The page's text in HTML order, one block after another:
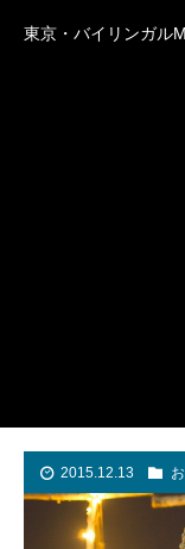
東京・バイリンガル
2015.12.13